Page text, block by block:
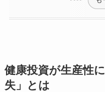
健康投資が生産性
失」とは